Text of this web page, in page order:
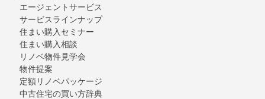
エージェントサービス
サービスラインナップ
住まい購入セミナー
住まい購入相談
リノベ物件見学会
物件提案
定額リノベパッケージ
中古住宅の買い方辞典